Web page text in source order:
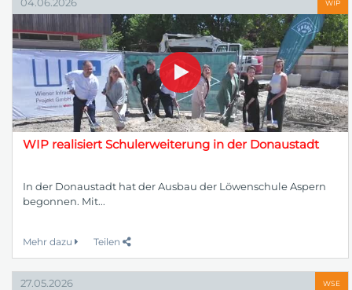
WIP
WIP realisiert Schulerweiterung in der Donaustadt
In der Donaustadt hat der Ausbau der Löwenschule Aspern
begonnen. Mit...
Mehr dazu Teilen
27.05.2026 WSE